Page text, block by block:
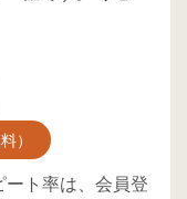
）
ト率は、会員登